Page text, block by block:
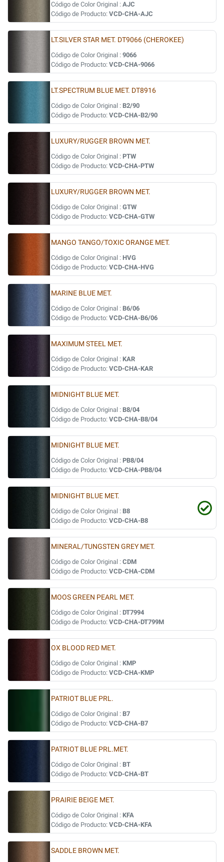
Código de Color Original : AJC
Código de Producto: VCD-CHA-AJC
LT.SILVER STAR MET. DT9066 (CHEROKEE)
Código de Color Original : 9066
Código de Producto: VCD-CHA-9066
LT.SPECTRUM BLUE MET. DT8916
Código de Color Original : B2/90
Código de Producto: VCD-CHA-B2/90
LUXURY/RUGGER BROWN MET.
Código de Color Original : PTW
Código de Producto: VCD-CHA-PTW
LUXURY/RUGGER BROWN MET.
Código de Color Original : GTW
Código de Producto: VCD-CHA-GTW
MANGO TANGO/TOXIC ORANGE MET.
Código de Color Original : HVG
Código de Producto: VCD-CHA-HVG
MARINE BLUE MET.
Código de Color Original : B6/06
Código de Producto: VCD-CHA-B6/06
MAXIMUM STEEL MET.
Código de Color Original : KAR
Código de Producto: VCD-CHA-KAR
MIDNIGHT BLUE MET.
Código de Color Original : B8/04
Código de Producto: VCD-CHA-B8/04
MIDNIGHT BLUE MET.
Código de Color Original : PB8/04
Código de Producto: VCD-CHA-PB8/04
MIDNIGHT BLUE MET.
Código de Color Original : B8
Código de Producto: VCD-CHA-B8
MINERAL/TUNGSTEN GREY MET.
Código de Color Original : CDM
Código de Producto: VCD-CHA-CDM
MOOS GREEN PEARL MET.
Código de Color Original : DT7994
Código de Producto: VCD-CHA-DT799M
OX BLOOD RED MET.
Código de Color Original : KMP
Código de Producto: VCD-CHA-KMP
PATRIOT BLUE PRL.
Código de Color Original : B7
Código de Producto: VCD-CHA-B7
PATRIOT BLUE PRL.MET.
Código de Color Original : BT
Código de Producto: VCD-CHA-BT
PRAIRIE BEIGE MET.
Código de Color Original : KFA
Código de Producto: VCD-CHA-KFA
SADDLE BROWN MET.